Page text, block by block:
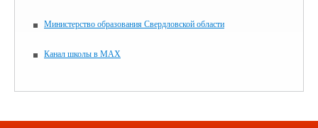
Министерство образования Свердловской области
Канал школы в MAX